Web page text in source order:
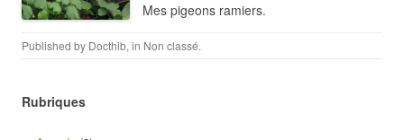
Mes pigeons ramiers.
Published by Docthib, in Non classé.
Rubriques